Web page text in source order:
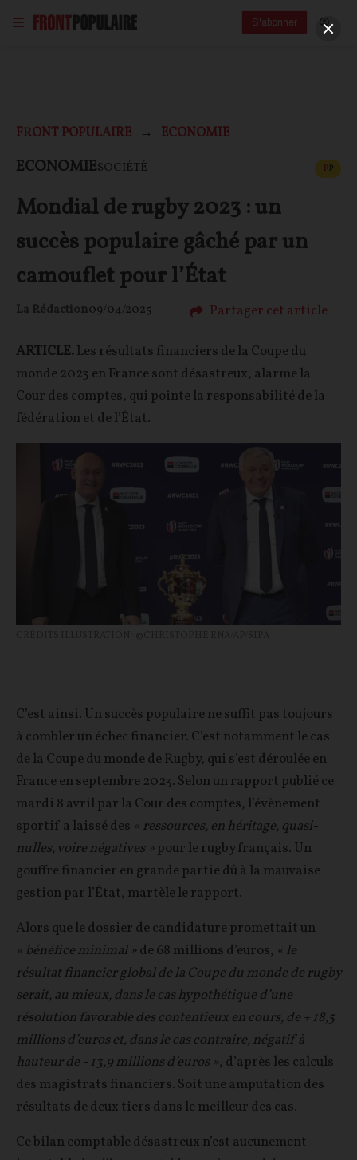
S'abonner
FRONT POPULAIRE ECONOMIE
ECONOMIESOCIÉTÉ FP
Mondial de rugby 2023 : un
succès populaire gâché par un
camouflet pour l’État
La Rédaction09/04/2025 Partager cet article
ARTICLE.Les résultats financiers de la Coupe du
monde 2023 en France sont désastreux, alarme la
Cour des comptes, qui pointe la responsabilité de la
fédération et de l’État.
C’est ainsi. Un succès populaire ne suffit pas toujours
à combler un échec financier. C’est notamment le cas
de la Coupe du monde de Rugby, qui s’est déroulée en
France en septembre 2023. Selon un rapport publié ce
mardi 8 avril par la Cour des comptes, l’évènement
sportif a laissé des « ressources, en héritage, quasi-
nulles, voire négatives »pour le rugby français. Un
gouffre financier en grande partie dû à la mauvaise
gestion par l’État, martèle le rapport.
Alors que le dossier de candidature promettait un
« bénéfice minimal »de 68 millions d’euros, « le
résultat financier global de la Coupe du monde de rugby
serait, au mieux, dans le cas hypothétique d’une
résolution favorable des contentieux en cours, de + 18,5
millions d’euros et, dans le cas contraire, négatif à
hauteur de - 13,9 millions d’euros », d’après les calculs
des magistrats financiers. Soit une amputation des
résultats de deux tiers dans le meilleur des cas.
Ce bilan comptable désastreux n’est aucunement